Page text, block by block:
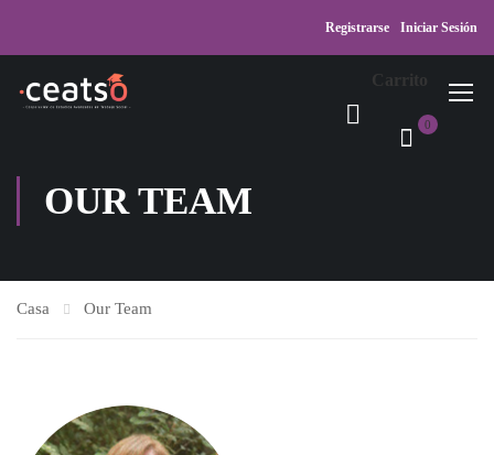
Registrarse Iniciar Sesión
Carrito
0
OUR TEAM
Casa Our Team